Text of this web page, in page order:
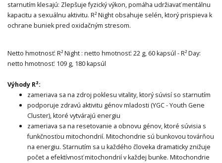
starnutím klesajú: Zlepšuje fyzický výkon, pomáha udržiavať mentálnu
kapacitu a sexuálnu aktivitu. R² Night obsahuje selén, ktorý prispieva k
ochrane buniek pred oxidačným stresom.
Netto hmotnosť: R² Night : netto hmotnosť: 22 g, 60 kapsúl - R² Day:
netto hmotnosť: 109 g, 180 kapsúl
Výhody R²:
zameriava sa na zdroj poklesu vitality, ktorý súvisí so starnutím
podporuje zdravú aktivitu génov mladosti (YGC - Youth Gene
Cluster), ktoré vytvárajú energiu
zameriava sa na resetovanie a obnovu génov, ktoré súvisia s
funkčnosťou mitochondrií. Mitochondrie sú bunkovou továrňou
na energiu. Starnutím sa u každého človeka dramaticky znižuje
počet a efektívnosť mitochondrií v každej bunke. Mitochondrie